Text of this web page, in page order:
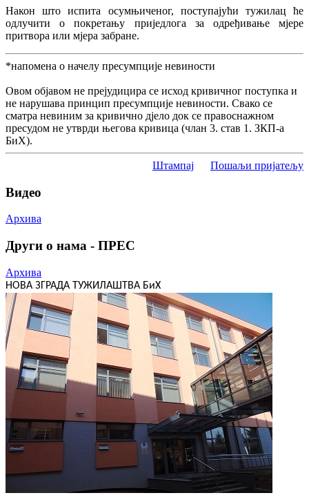
Након што испита осумњиченог, поступајући тужилац ће
одлучити о покретању приједлога за одређивање мјере
притвора или мјера забране.
*напомена о начелу пресумпције невиности
Овом објавом не прејудицира се исход кривичног поступка и
не нарушава принцип пресумпције невиности. Свако се
сматра невиним за кривично дјело док се правоснажном
пресудом не утврди његова кривица (члан 3. став 1. ЗКП-а
БиХ).
Штампај Пошаљи пријатељу
Видео
Архива
Други о нама - ПРЕС
Архива
НОВА ЗГРАДА ТУЖИЛАШТВА БиХ